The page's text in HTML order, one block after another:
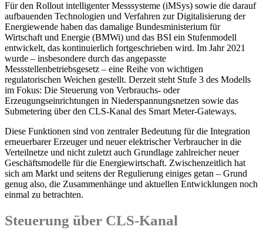
Für den Rollout intelligenter Messsysteme (iMSys) sowie die darauf
aufbauenden Technologien und Verfahren zur Digitalisierung der
Energiewende haben das damalige Bundesministerium für
Wirtschaft und Energie (BMWi) und das BSI ein Stufenmodell
entwickelt, das kontinuierlich fortgeschrieben wird. Im Jahr 2021
wurde – insbesondere durch das angepasste
Messstellenbetriebsgesetz – eine Reihe von wichtigen
regulatorischen Weichen gestellt. Derzeit steht Stufe 3 des Modells
im Fokus: Die Steuerung von Verbrauchs- oder
Erzeugungseinrichtungen in Niederspannungsnetzen sowie das
Submetering über den CLS-Kanal des Smart Meter-Gateways.
Diese Funktionen sind von zentraler Bedeutung für die Integration
erneuerbarer Erzeuger und neuer elektrischer Verbraucher in die
Verteilnetze und nicht zuletzt auch Grundlage zahlreicher neuer
Geschäftsmodelle für die Energiewirtschaft. Zwischenzeitlich hat
sich am Markt und seitens der Regulierung einiges getan – Grund
genug also, die Zusammenhänge und aktuellen Entwicklungen noch
einmal zu betrachten.
Steuerung über CLS-Kanal